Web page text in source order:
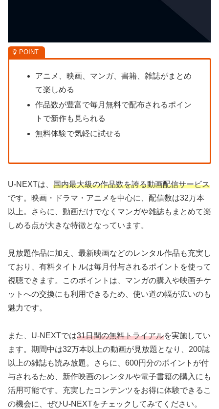
アニメ、映画、マンガ、書籍、雑誌がまとめ
て楽しめる
作品数が豊富で毎月無料で配布されるポイン
トで新作も見られる
無料体験で気軽に試せる
U-NEXTは、 国内最大級の作品数を誇る動画配信サービス
です。映画・ドラマ・アニメを中心に、配信数は32万本
以上。さらに、動画だけでなくマンガや雑誌もまとめて楽
しめる点が大きな特徴となっています。
見放題作品に加え、最新映画などのレンタル作品も充実し
ており、有料タイトルは毎月付与されるポイントを使って
視聴できます。このポイントは、マンガの購入や映画チケ
ットへの交換にも利用できるため、使い道の幅が広いのも
魅力です。
また、U-NEXTでは31日間の無料トライアルを実施してい
ます。期間中は32万本以上の動画が見放題となり、200誌
以上の雑誌も読み放題。さらに、600円分のポイントが付
与されるため、新作映画のレンタルや電子書籍の購入にも
活用可能です。充実したコンテンツをお得に体験できるこ
の機会に、ぜひU-NEXTをチェックしてみてください。